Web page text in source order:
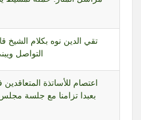
تقي الدين نوه بكلام الشيخ
التواصل
اعتصام للأساتذة
بعبدا تزامنا مع جلسة